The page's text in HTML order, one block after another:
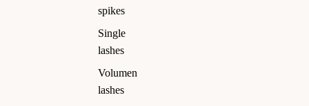
spikes
Single
lashes
Volumen
lashes